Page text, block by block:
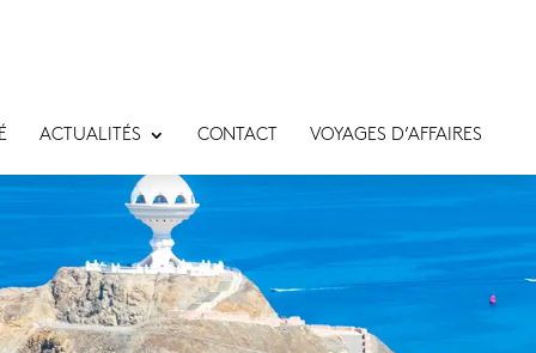
ACTUALITÉS CONTACT VOYAGES D’AFFAIRES